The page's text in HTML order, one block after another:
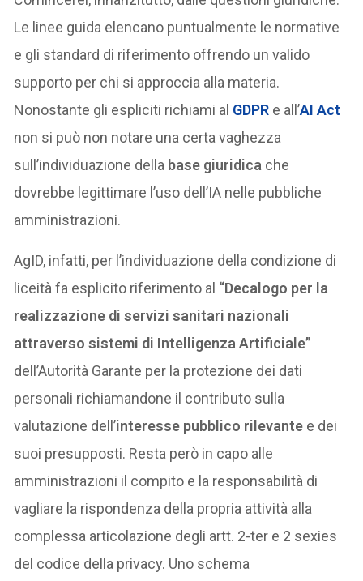
Le linee guida elencano puntualmente le normative
e gli standard di riferimento offrendo un valido
supporto per chi si approccia alla materia.
Nonostante gli espliciti richiami al GDPR e all’AI Act
non si può non notare una certa vaghezza
sull’individuazione della base giuridica che
dovrebbe legittimare l’uso dell’IA nelle pubbliche
amministrazioni.
AgID, infatti, per l’individuazione della condizione di
liceità fa esplicito riferimento al “Decalogo per la
realizzazione di servizi sanitari nazionali
attraverso sistemi di Intelligenza Artificiale”
dell’Autorità Garante per la protezione dei dati
personali richiamandone il contributo sulla
valutazione dell’interesse pubblico rilevante e dei
suoi presupposti. Resta però in capo alle
amministrazioni il compito e la responsabilità di
vagliare la rispondenza della propria attività alla
complessa articolazione degli artt. 2-ter e 2 sexies
del codice della privacy. Uno schema